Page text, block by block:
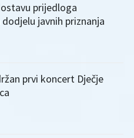
prijedloga
javnih priznanja
prvi koncert Dječje